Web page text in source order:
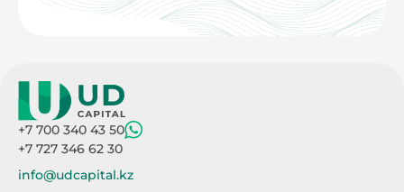
+7 700 340 43 50
+7 727 346 62 30
info@udcapital.kz